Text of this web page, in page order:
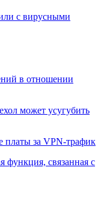
с вирусными
в отношении
может усугубить
платы за VPN-трафик
функция, связанная с